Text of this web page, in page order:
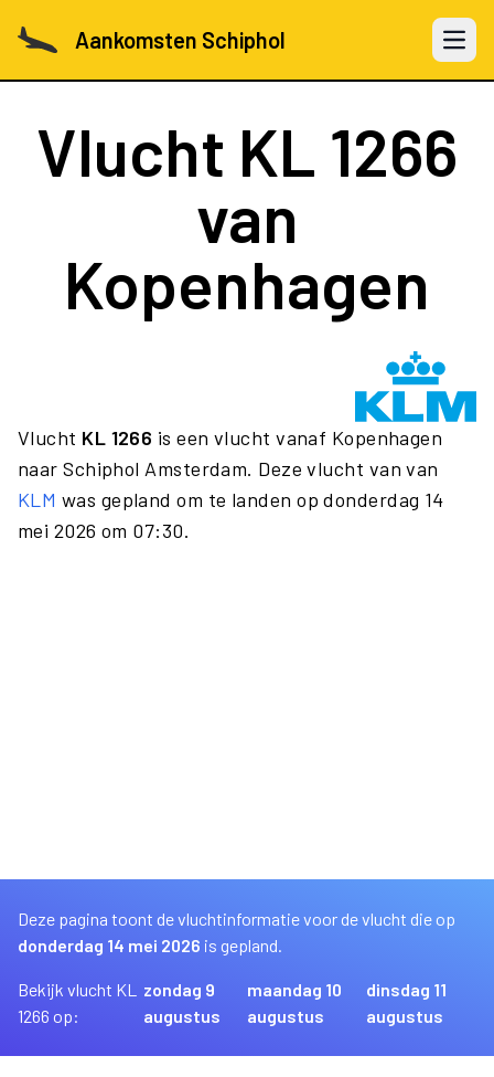
Aankomsten Schiphol Open
Vlucht KL 1266
van
Kopenhagen
Vlucht KL 1266 is een vlucht vanaf Kopenhagen
naar Schiphol Amsterdam. Deze vlucht van van
KLM was gepland om te landen op donderdag 14
mei 2026 om 07:30.
Deze pagina toont de vluchtinformatie voor de vlucht die op
donderdag 14 mei 2026 is gepland.
Bekijk vlucht KL
1266 op:
zondag 9
augustus
maandag 10
augustus
dinsdag 11
augustus